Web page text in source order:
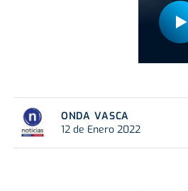
ONDA VASCA
12 de Enero 2022